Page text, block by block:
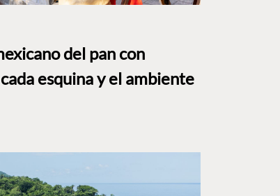
del pan con
esquina y el ambiente